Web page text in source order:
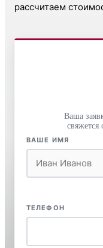
рассчитаем
Ваша
ВАШЕ ИМЯ
ТЕЛЕФОН